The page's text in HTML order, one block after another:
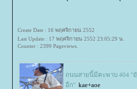
Create Date : 16 พฤศจิกายน 2552
Last Update : 17 พฤศจิกายน 2552 23:05:29 น.
Counter : 2399 Pageviews.
ถนนสายนี้มีตะพาบ 404 "
อีก" kae+aoe